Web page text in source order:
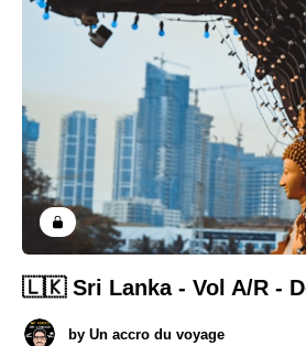
🇱🇰 Sri Lanka - Vol A/R -
by Un accro du voyage